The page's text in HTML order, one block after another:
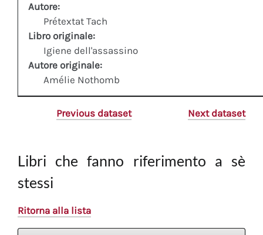
Autore:
Prétextat Tach
Libro originale:
Igiene dell'assassino
Autore originale:
Amélie Nothomb
Previous dataset Next dataset
Libri che fanno riferimento a sè
stessi
Ritorna alla lista